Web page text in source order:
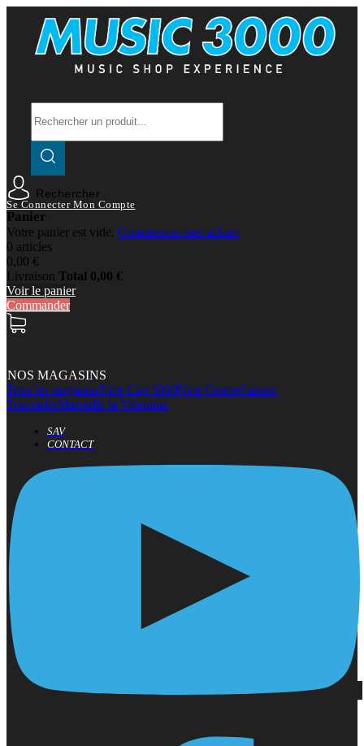
Rechercher
Se Connecter Mon Compte
Panier
Votre panier est vide. Commencer mes achats
0 articles
0,00 €
Livraison Total 0,00 €
Voir le panier
Commander
NOS MAGASINS
Tous les magasinsNice Cap 3000Nice CentreCannes
TourradesMarseille la Valentine
SAV
CONTACT